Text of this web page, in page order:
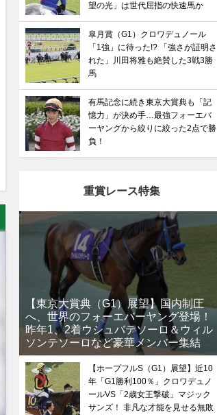
望の光」は世代屈指の快速馬か
皐月賞（G1）クロワデュノール
「1強」に待った!? 「強さが証明さ
れた」川田将雅も絶賛した3戦3勝
馬
有馬記念に続き東京大賞典も「記
憶力」が決め手…最強フォーエバ
ーヤングから絞りに絞った2点で勝
負！
重賞レース特集
【東京大賞典（G1）展望】国内制圧
へ、世界のフォーエバーヤング登場！
昨年1、2着ウシュバテソーロ＆ウィル
ソンテソーロなど豪華メンバー集結
【ホープフルS（G1）展望】近10
年「G1勝利100％」クロワデュノ
ールVS「2歳女王撃破」マジック
サンズ！ 非凡な才能を見せる無敗